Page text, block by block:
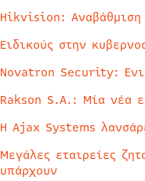
Hikvision:
Ειδικούς στην
Novatron Security:
Rakson S.A.: Μία νέα
Η Ajax Systems
Μεγάλες εταιρείες
υπάρχουν